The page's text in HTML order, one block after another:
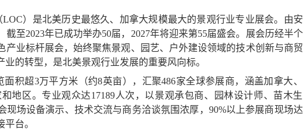
LOC）是北美历史最悠久、加拿大规模最大的景观行业专业展会。由
截至2023年已成功举办50届， 2027年将迎来第55届盛会。展会历经半
产业标杆展会，始终聚焦景观、园艺、户外建设领域的技术创新与商
的转型，是北美景观行业发展的重要风向标。
面积超3万平方米（约8英亩），汇聚486家全球参展商，涵盖加拿大
地区。专业观众达17189人次，以景观承包商、园林设计师、苗木
场设备演示、技术交流与商务洽谈氛围浓厚， 90%以上参展商现场
台。